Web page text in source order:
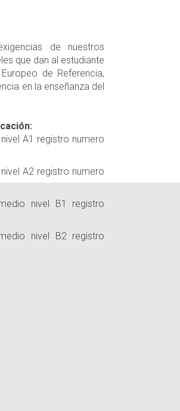
de nuestros
que dan al estudiante
de Referencia,
en la enseñanza del
A1 registro numero
A2 registro numero
nivel B1 registro
nivel B2 registro